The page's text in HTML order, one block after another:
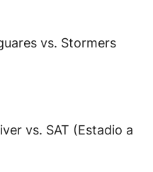
vs. Stormers
vs. SAT (Estadio a